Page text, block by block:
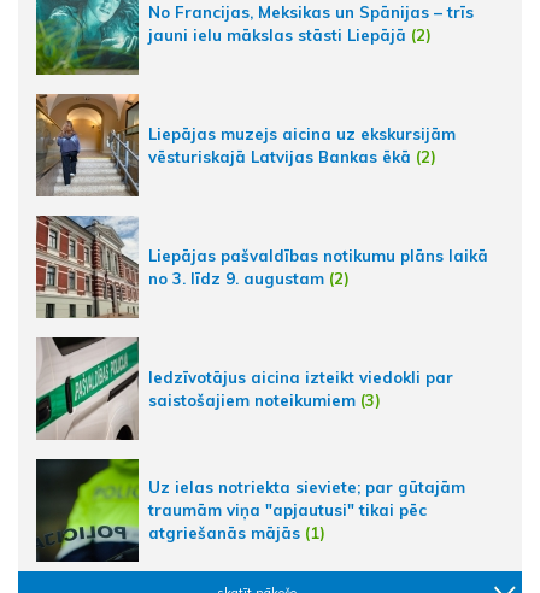
No Francijas, Meksikas un Spānijas – trīs
jauni ielu mākslas stāsti Liepājā (2)
Liepājas muzejs aicina uz ekskursijām
vēsturiskajā Latvijas Bankas ēkā (2)
Liepājas pašvaldības notikumu plāns laikā
no 3. līdz 9. augustam (2)
Iedzīvotājus aicina izteikt viedokli par
saistošajiem noteikumiem (3)
Uz ielas notriekta sieviete; par gūtajām
traumām viņa "apjautusi" tikai pēc
atgriešanās mājās (1)